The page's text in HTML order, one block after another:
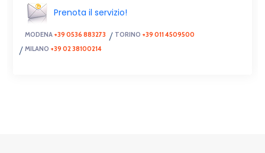
Prenota il servizio!
MODENA +39 0536 883273 TORINO +39 011 4509500
MILANO +39 02 38100214